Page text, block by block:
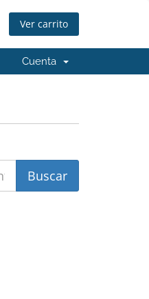
Ver carrito
Cuenta